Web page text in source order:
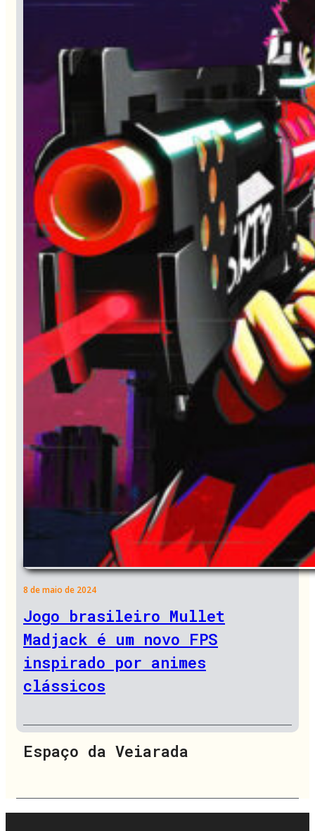
8 de maio de 2024
Jogo brasileiro Mullet
Madjack é um novo FPS
inspirado por animes
clássicos
Espaço da Veiarada